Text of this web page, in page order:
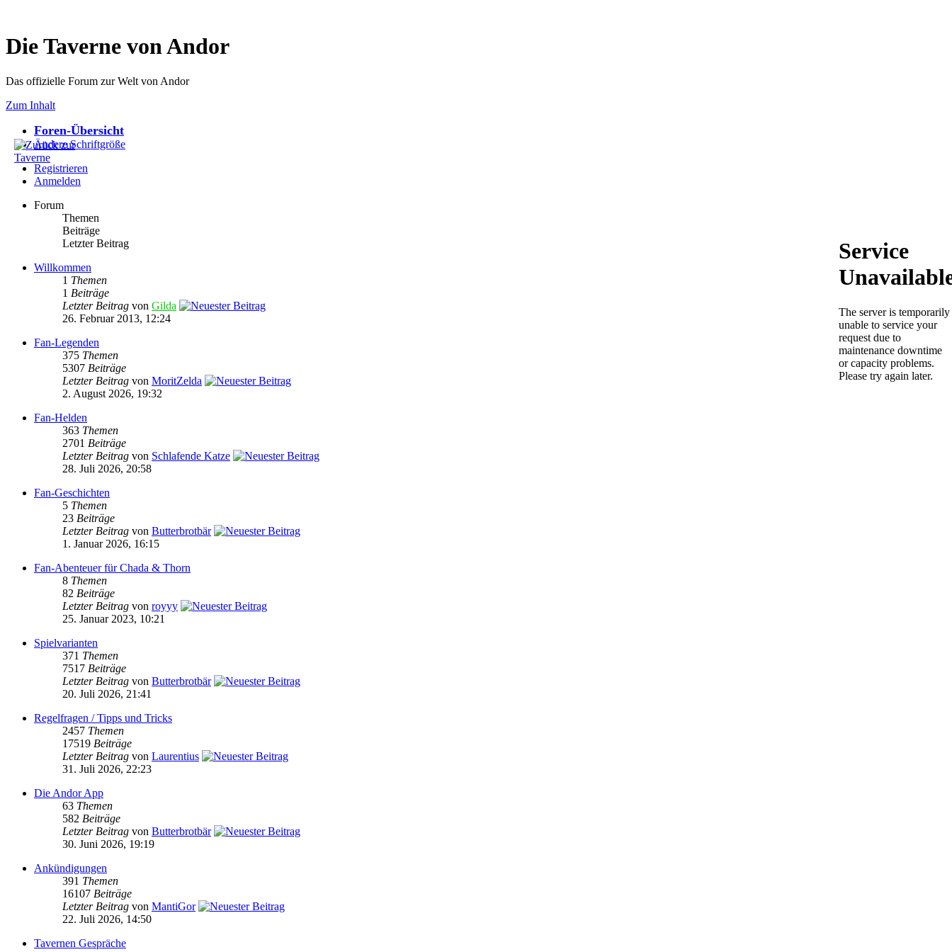
Die Taverne von Andor
Das offizielle Forum zur Welt von Andor
Zum Inhalt
Foren-Übersicht
Ändere Schriftgröße
Registrieren
Anmelden
Forum
Themen
Beiträge
Letzter Beitrag
Willkommen
1 Themen
1 Beiträge
Letzter Beitrag von Gilda
26. Februar 2013, 12:24
Fan-Legenden
375 Themen
5307 Beiträge
Letzter Beitrag von MoritZelda
2. August 2026, 19:32
Fan-Helden
363 Themen
2701 Beiträge
Letzter Beitrag von Schlafende Katze
28. Juli 2026, 20:58
Fan-Geschichten
5 Themen
23 Beiträge
Letzter Beitrag von Butterbrotbär
1. Januar 2026, 16:15
Fan-Abenteuer für Chada & Thorn
8 Themen
82 Beiträge
Letzter Beitrag von royyy
25. Januar 2023, 10:21
Spielvarianten
371 Themen
7517 Beiträge
Letzter Beitrag von Butterbrotbär
20. Juli 2026, 21:41
Regelfragen / Tipps und Tricks
2457 Themen
17519 Beiträge
Letzter Beitrag von Laurentius
31. Juli 2026, 22:23
Die Andor App
63 Themen
582 Beiträge
Letzter Beitrag von Butterbrotbär
30. Juni 2026, 19:19
Ankündigungen
391 Themen
16107 Beiträge
Letzter Beitrag von MantiGor
22. Juli 2026, 14:50
Tavernen Gespräche